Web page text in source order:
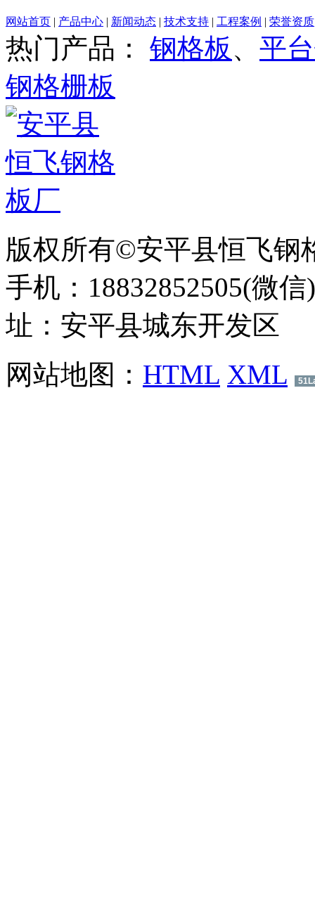
网站首页 | 产品中心 | 新闻动态 | 技术支持 | 工程案例 | 荣誉资质
热门产品： 钢格板 、 平
钢格栅板
版权所有©安平县恒飞钢
手机：18832852505(微
址：安平县城东开发区
网站地图： HTML XML